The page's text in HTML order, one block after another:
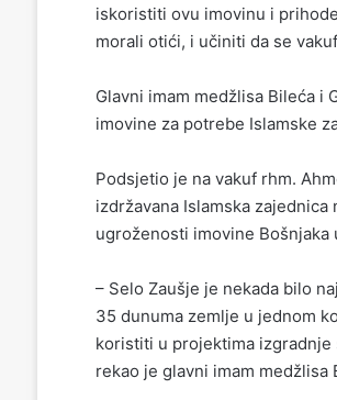
iskoristiti ovu imovinu i
morali otići, i učiniti da se
Glavni imam medžlisa Bileća i
imovine za potrebe Islamske
Podsjetio je na vakuf rhm.
izdržavana Islamska
ugroženosti imovine Bošnjaka
– Selo Zaušje je nekada bilo
35 dunuma zemlje u jednom
koristiti u projektima izgradnje
rekao je glavni imam medžlisa